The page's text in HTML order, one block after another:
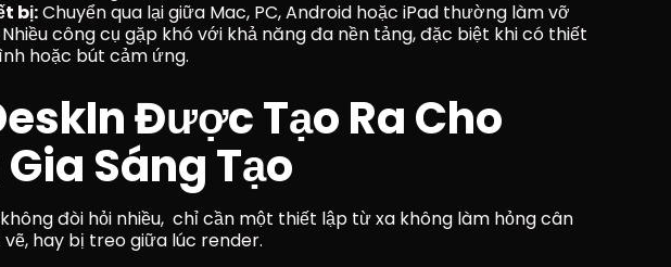
bị: Chuyển qua lại giữa Mac, PC, Android hoặc iPad thường làm vỡ
công cụ gặp khó với khả năng đa nền tảng, đặc biệt khi có thiết
hoặc bút cảm ứng.
Được Tạo Ra Cho
Sáng Tạo
đòi hỏi nhiều,  chỉ cần một thiết lập từ xa không làm hỏng cân
hay bị treo giữa lúc render.